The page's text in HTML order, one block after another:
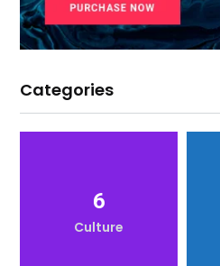
Categories
6
Culture